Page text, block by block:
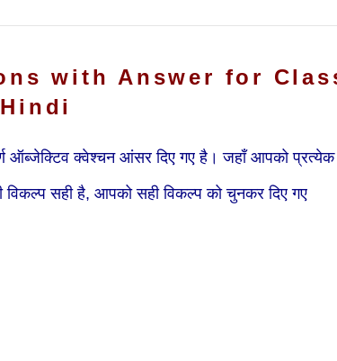
with Answer for
ऑब्जेक्टिव क्वेश्चन आंसर दिए गए है। जहाँ आपको प्रत्येक
सही है, आपको सही विकल्प को चुनकर दिए गए